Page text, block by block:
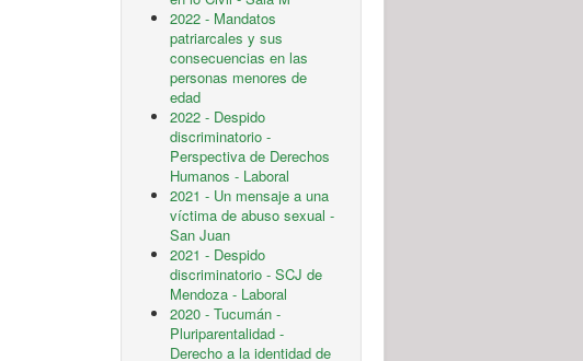
2022 - Mandatos
patriarcales y sus
consecuencias en las
personas menores de
edad
2022 - Despido
discriminatorio -
Perspectiva de Derechos
Humanos - Laboral
2021 - Un mensaje a una
víctima de abuso sexual -
San Juan
2021 - Despido
discriminatorio - SCJ de
Mendoza - Laboral
2020 - Tucumán -
Pluriparentalidad -
Derecho a la identidad de